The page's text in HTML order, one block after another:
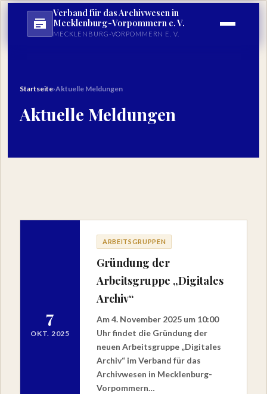
Verband für das Archivwesen in
Mecklenburg-Vorpommern e. V.
MECKLENBURG-VORPOMMERN E. V.
Startseite›Aktuelle Meldungen
Aktuelle Meldungen
7
OKT. 2025
ARBEITSGRUPPEN
Gründung der
Arbeitsgruppe „Digitales
Archiv“
Am 4. November 2025 um 10:00
Uhr findet die Gründung der
neuen Arbeitsgruppe „Digitales
Archiv“ im Verband für das
Archivwesen in Mecklenburg-
Vorpommern…